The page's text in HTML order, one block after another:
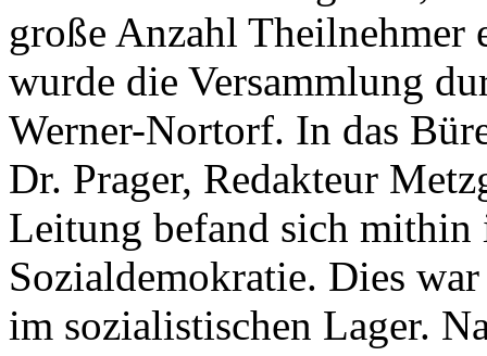
große Anzahl Theilnehmer
wurde die Versammlung
Werner-Nortorf. In das
Dr. Prager, Redakteur
Leitung befand sich mithin
Sozialdemokratie. Dies
im sozialistischen Lager.